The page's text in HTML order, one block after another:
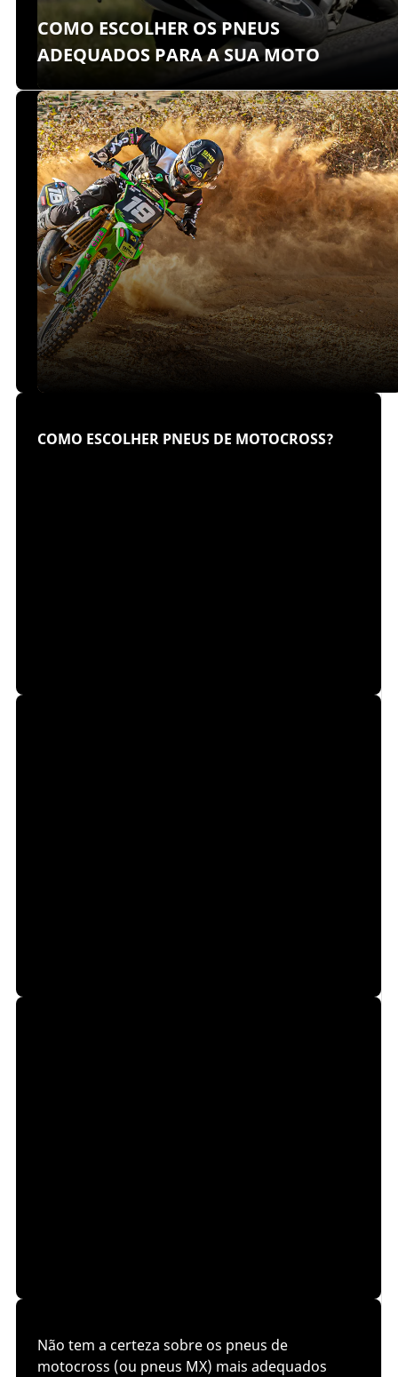
COMO ESCOLHER OS PNEUS
ADEQUADOS PARA A SUA MOTO
COMO ESCOLHER PNEUS DE MOTOCROSS?
Não tem a certeza sobre os pneus de
motocross (ou pneus MX) mais adequados